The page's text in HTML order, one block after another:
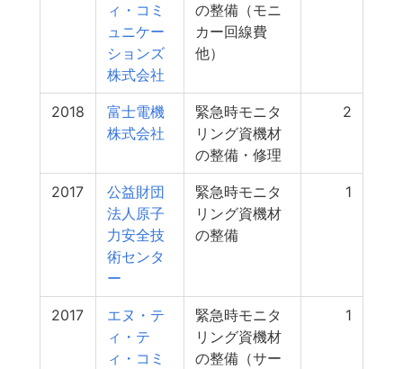
ィ・コミ
ュニケー
ションズ
株式会社
の整備（モニ
カー回線費
他）
2018
富士電機
株式会社
緊急時モニタ
リング資機材
の整備・修理
2
2017
公益財団
法人原子
力安全技
術センタ
ー
緊急時モニタ
リング資機材
の整備
1
2017
エヌ・テ
ィ・テ
ィ・コミ
緊急時モニタ
リング資機材
の整備（サー
1